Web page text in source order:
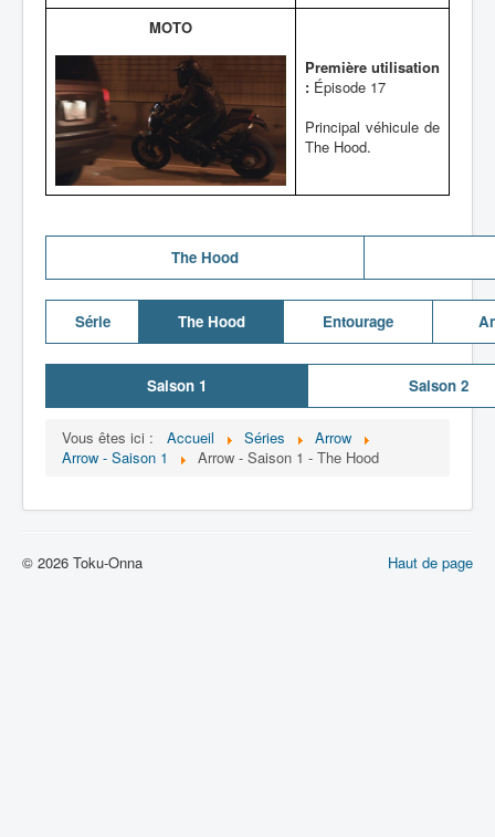
MOTO
Première utilisation
: Épisode 17
Principal véhicule de
The Hood.
The Hood
Série The Hood Entourage
Saison 1 Saison 2
Vous êtes ici : Accueil Séries
Arrow
Arrow - Saison 1
Arrow - Saison 1 - The Hood
Haut de page
© 2026 Toku-Onna